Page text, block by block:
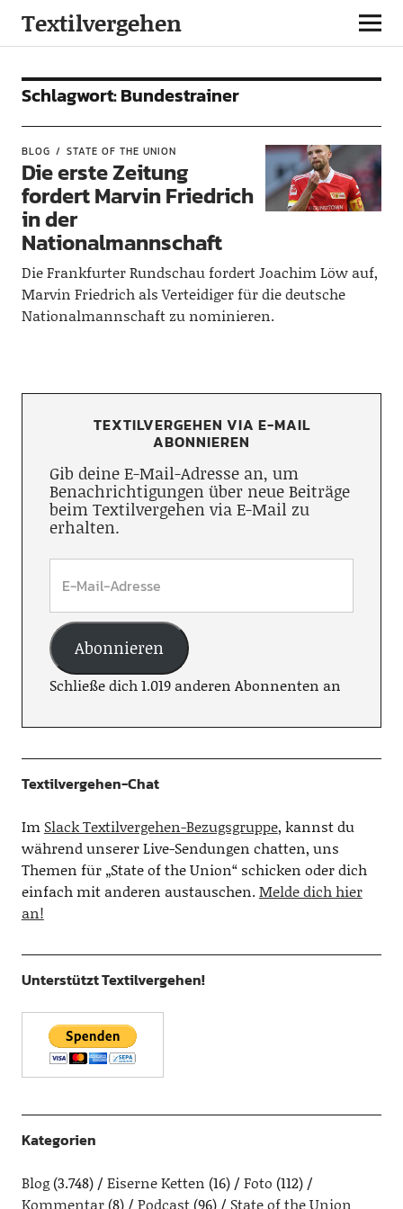
Textilvergehen
Schlagwort:Bundestrainer
BLOG STATE OF THE UNION
Die erste Zeitung
fordert Marvin Friedrich
in der
Nationalmannschaft
Die Frankfurter Rundschau fordert Joachim Löw auf,
Marvin Friedrich als Verteidiger für die deutsche
Nationalmannschaft zu nominieren.
TEXTILVERGEHEN VIA E-MAIL
ABONNIEREN
Gib deine E-Mail-Adresse an, um
Benachrichtigungen über neue Beiträge
beim Textilvergehen via E-Mail zu
erhalten.
Abonnieren
Schließe dich 1.019 anderen Abonnenten an
Textilvergehen-Chat
Im Slack Textilvergehen-Bezugsgruppe, kannst du
während unserer Live-Sendungen chatten, uns
Themen für „State of the Union“ schicken oder dich
einfach mit anderen austauschen.Melde dich hier
an!
Unterstützt Textilvergehen!
Kategorien
Blog(3.748) Eiserne Ketten (16) Foto (112)
Kommentar(8) Podcast(96) State of the Union